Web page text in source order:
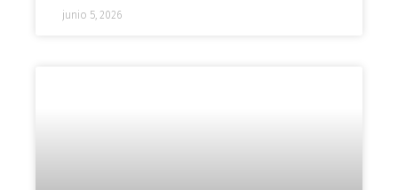
junio 5, 2026